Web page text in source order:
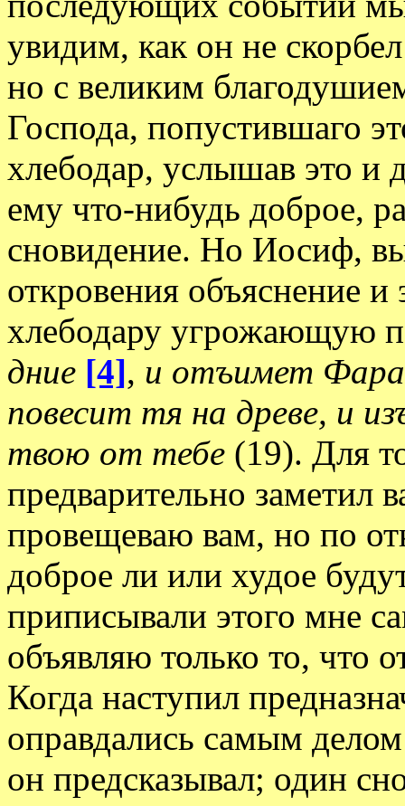
увидим, как он не
но с великим
Господа, попустившаго
хлебодар, услышав это и
ему что-нибудь доброе,
сновидение. Но Иосиф,
откровения объяснение и
хлебодару угрожающую
дние [4], и отъимет
повесит тя на древе, и
твою от тебе (19). Для
предварительно заметил
провещеваю вам, но по
доброе ли или худое
приписывали этого мне
объявляю только то, что
Когда наступил
оправдались самым
он предсказывал; один